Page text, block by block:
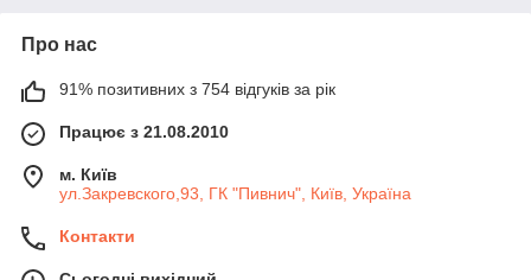
Про нас
91% позитивних з 754 відгуків за рік
Працює з 21.08.2010
м. Київ
ул.Закревского,93, ГК "Пивнич", Київ, Україна
Контакти